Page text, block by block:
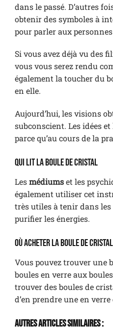
dans le passé. D’autres
obtenir des symboles à
pour parler aux
Si vous avez déjà vu des
vous vous serez rendu
également la toucher du
en elle.
Aujourd’hui, les visions
subconscient. Les idées
parce qu’au cours de la
Qui lit la boule de cristal
Lesmédiumset les
également utiliser cet
très utiles à tenir dans
purifier les énergies.
Où acheter la boule de cristal
Vous pouvez trouver une
boules en verre aux
trouver des boules de
d’en prendre une en verre
Autres Articles Similaires :